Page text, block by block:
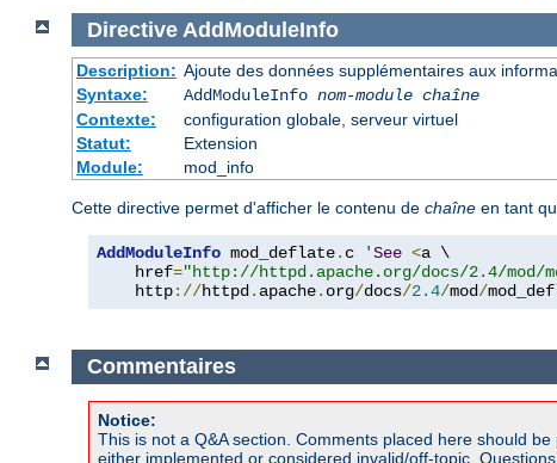
Directive AddModuleInfo
Description: Ajoute des données supplémentaires aux
Syntaxe:
AddModuleInfo nom-module chaîne
Contexte:
configuration globale, serveur virtuel
Statut:
Extension
Module:
mod_info
Cette directive permet d'afficher le contenu de chaîne en tant
AddModuleInfo mod_deflate. c 'See <a \
    href
="http://httpd.apache.org/docs/2.4/mod/
    http
://httpd. apache. org/docs/2.4/mod/
Commentaires
Notice:
This is not a Q&A section. Comments placed here should
either implemented or considered invalid/off-topic.